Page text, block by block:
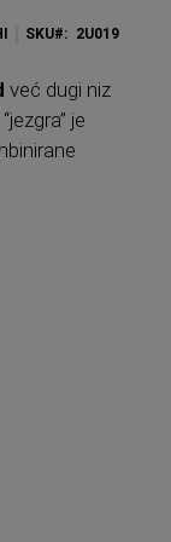
SKU 2U019
već dugi niz
je